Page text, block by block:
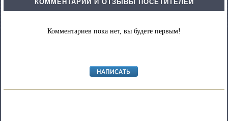
КОММЕНТАРИИ И ОТЗЫВЫ ПОСЕТИТЕЛЕЙ
Комментариев пока нет, вы будете первым!